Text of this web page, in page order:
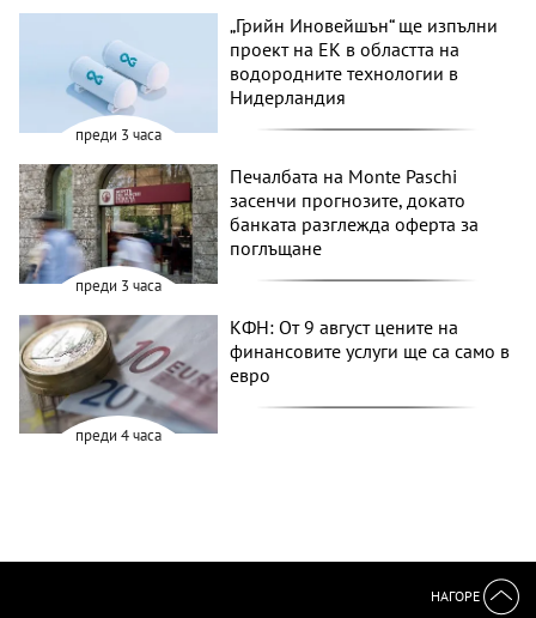
преди 3 часа
„Грийн Иновейшън“ ще изпълни
проект на ЕК в областта на
водородните технологии в
Нидерландия
преди 3 часа
Печалбата на Monte Paschi
засенчи прогнозите, докато
банката разглежда оферта за
поглъщане
преди 4 часа
КФН: От 9 август цените на
финансовите услуги ще са само в
евро
НАГОРЕ